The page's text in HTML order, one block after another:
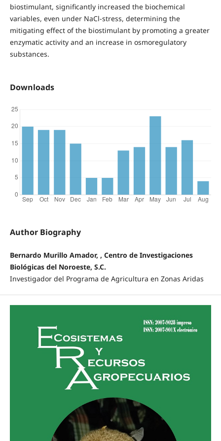
biostimulant, significantly increased the biochemical
variables, even under NaCl-stress, determining the
mitigating effect of the biostimulant by promoting a greater
enzymatic activity and an increase in osmoregulatory
substances.
Downloads
Author Biography
Bernardo Murillo Amador, , Centro de Investigaciones
Biológicas del Noroeste, S.C.
Investigador del Programa de Agricultura en Zonas Aridas